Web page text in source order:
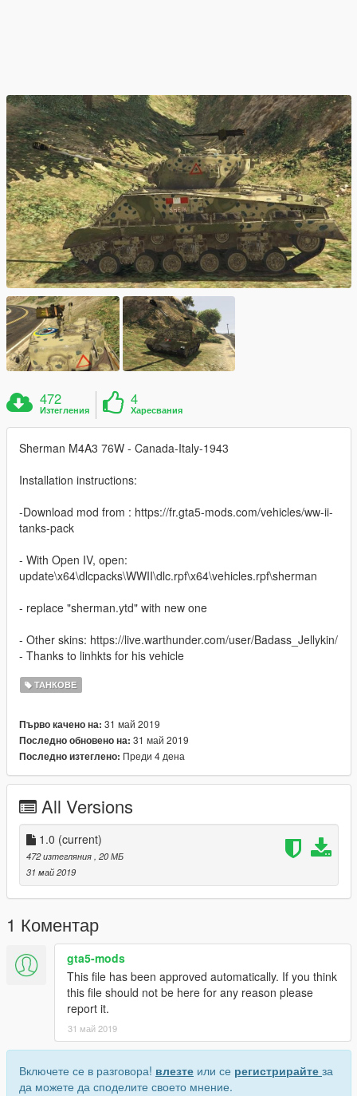
472
Изтегления
4
Харесвания
Sherman M4A3 76W - Canada-Italy-1943
Installation instructions:
-Download mod from : https://fr.gta5-mods.com/vehicles/ww-ii-
tanks-pack
- With Open IV, open:
update\x64\dlcpacks\WWII\dlc.rpf\x64\vehicles.rpf\sherman
- replace "sherman.ytd" with new one
- Other skins: https://live.warthunder.com/user/Badass_Jellykin/
- Thanks to linhkts for his vehicle
ТАНКОВЕ
Първо качено на: 31 май 2019
Последно обновено на: 31 май 2019
Последно изтеглено: Преди 4 дена
All Versions
1.0 (current)
472 изтегляния, 20 МБ
31 май 2019
1 Коментар
gta5-mods
This file has been approved automatically. If you think
this file should not be here for any reason please
report it.
31 май 2019
Включете се в разговора! влезте или се регистрирайте за
да можете да споделите своето мнение.